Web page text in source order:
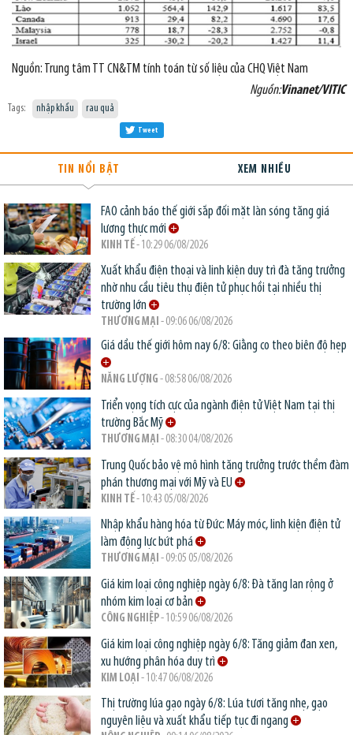
Nguồn: Trung tâm TT CN&TM tính toán từ số liệu của CHQ Việt Nam
Nguồn:Vinanet/VITIC
Tags: nhập khẩu rau quả
Tweet
TIN NỔI BẬT XEM NHIỀU
FAO cảnh báo thế giới sắp đối mặt làn sóng tăng giá
lương thực mới
KINH TẾ- 10:29 06/08/2026
Xuất khẩu điện thoại và linh kiện duy trì đà tăng trưởng
nhờ nhu cầu tiêu thụ điện tử phục hồi tại nhiều thị
trường lớn
THƯƠNG MẠI - 09:06 06/08/2026
Giá dầu thế giới hôm nay 6/8: Giằng co theo biên độ hẹp
NĂNG LƯỢNG - 08:58 06/08/2026
Triển vọng tích cực của ngành điện tử Việt Nam tại thị
trường Bắc Mỹ
THƯƠNG MẠI - 08:30 04/08/2026
Trung Quốc bảo vệ mô hình tăng trưởng trước thềm đàm
phán thương mại với Mỹ và EU
KINH TẾ- 10:43 05/08/2026
Nhập khẩu hàng hóa từ Đức: Máy móc, linh kiện điện tử
làm động lực bứt phá
THƯƠNG MẠI - 09:05 05/08/2026
Giá kim loại công nghiệp ngày 6/8: Đà tăng lan rộng ở
nhóm kim loại cơ bản
CÔNG NGHIỆP- 10:59 06/08/2026
Giá kim loại công nghiệp ngày 6/8: Tăng giảm đan xen,
xu hướng phân hóa duy trì
KIM LOẠI - 10:47 06/08/2026
Thị trường lúa gạo ngày 6/8: Lúa tươi tăng nhẹ, gạo
nguyên liệu và xuất khẩu tiếp tục đi ngang